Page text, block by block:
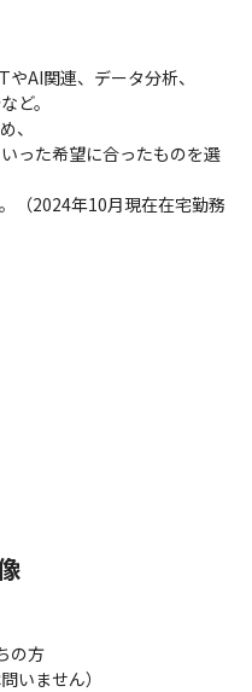
AI関連、データ分析、
ど。
、
った希望に合ったものを選
（2024年10月現在在宅勤務
守／運用
していきます。
Swift C言語 C# C++ Ruby
の方
いません）